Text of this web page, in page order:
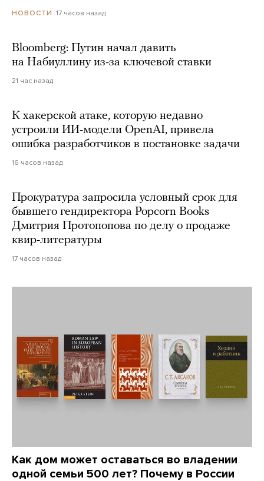
НОВОСТИ 17 часов назад
Bloomberg: Путин начал давить
на Набиуллину из-за ключевой ставки
21 час назад
К хакерской атаке, которую недавно
устроили ИИ-модели OpenAI, привела
ошибка разработчиков в постановке задачи
16 часов назад
Прокуратура запросила условный срок для
бывшего гендиректора Popcorn Books
Дмитрия Протопопова по делу о продаже
квир-литературы
17 часов назад
Как дом может оставаться во владении
одной семьи 500 лет? Почему в России